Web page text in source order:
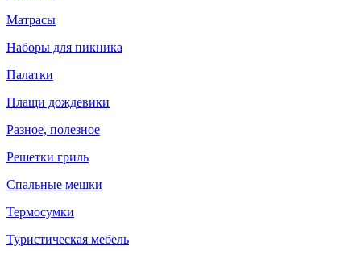
Матрасы
Наборы для пикника
Палатки
Плащи дождевики
Разное, полезное
Решетки гриль
Спальные мешки
Термосумки
Туристическая мебель